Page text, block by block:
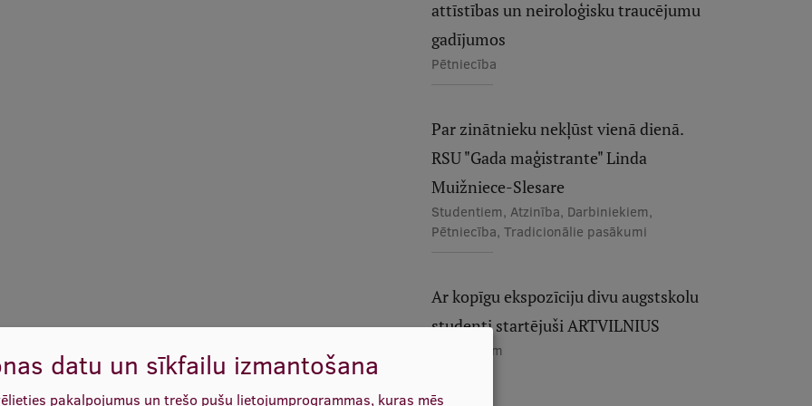
attīstības un neiroloģisku traucējumu
gadījumos
Pētniecība
Par zinātnieku nekļūst vienā dienā.
RSU "Gada maģistrante" Linda
Muižniece-Slesare
Studentiem, Atzinība, Darbiniekiem,
Pētniecība, Tradicionālie pasākumi
Ar kopīgu ekspozīciju divu augstskolu
studenti startējuši ARTVILNIUS
Studentiem
datu un sīkfailu izmantošana
pakalpojumus un trešo pušu lietojumprogrammas, kuras mēs